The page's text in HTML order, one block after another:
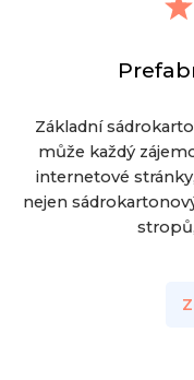
Základní
může každý
internetové
nejen